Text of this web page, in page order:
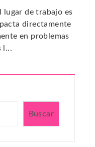
lugar de trabajo es
directamente
en problemas
l...
Buscar